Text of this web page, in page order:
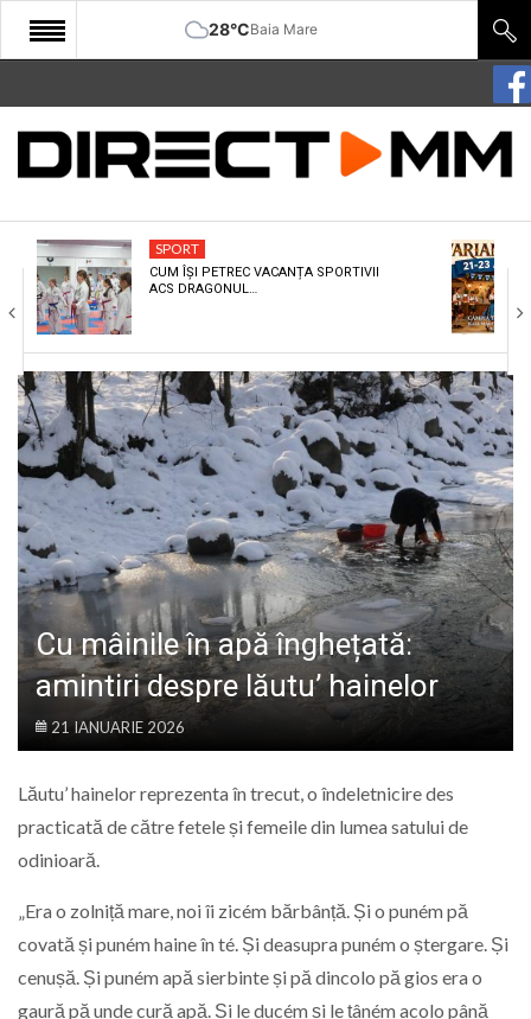
28°CBaia Mare
START
COMUNITATE
CULTURA
ECONOMIE
SANATATE
SPORT
SPECIAL
POLITIC
LIFE
SPORT
CUM ÎȘI PETREC VACANȚA SPORTIVII
ACS DRAGONUL…
Cu mâinile în apă înghețată:
amintiri despre lăutu’ hainelor
21 IANUARIE 2026
Lăutu’ hainelor reprezenta în trecut, o îndeletnicire des
practicată de către fetele și femeile din lumea satului de
odinioară.
„Era o zolniță mare, noi îi zicém bărbânță. Și o puném pă
covată și puném haine în té. Și deasupra puném o ștergare. Și
cenușă. Și puném apă sierbinte și pă dincolo pă gios era o
gaură pă unde cură apă. Și le ducém și le țâném acolo până